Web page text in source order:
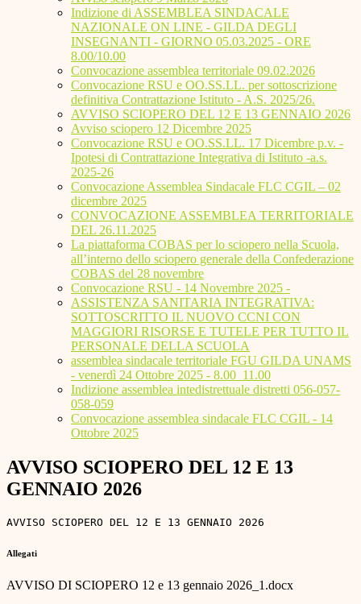
Indizione di ASSEMBLEA SINDACALE
NAZIONALE ON LINE - GILDA DEGLI
INSEGNANTI - GIORNO 05.03.2025 - ORE
8.00/10.00
Convocazione assemblea territoriale 09.02.2026
Convocazione RSU e OO.SS.LL. per sottoscrizione
definitiva Contrattazione Istituto - A.S. 2025/26.
AVVISO SCIOPERO DEL 12 E 13 GENNAIO 2026
Avviso sciopero 12 Dicembre 2025
Convocazione RSU e OO.SS.LL. 17 Dicembre p.v. -
Ipotesi di Contrattazione Integrativa di Istituto -a.s.
2025-26
Convocazione Assemblea Sindacale FLC CGIL – 02
dicembre 2025
CONVOCAZIONE ASSEMBLEA TERRITORIALE
DEL 26.11.2025
La piattaforma COBAS per lo sciopero nella Scuola,
all’interno dello sciopero generale della Confederazione
COBAS del 28 novembre
Convocazione RSU - 14 Novembre 2025 -
ASSISTENZA SANITARIA INTEGRATIVA:
SOTTOSCRITTO IL NUOVO CCNI CON
MAGGIORI RISORSE E TUTELE PER TUTTO IL
PERSONALE DELLA SCUOLA
assemblea sindacale territoriale FGU GILDA UNAMS
- venerdì 24 Ottobre 2025 - 8.00_11.00
Indizione assemblea intedistrettuale distretti 056-057-
058-059
Convocazione assemblea sindacale FLC CGIL - 14
Ottobre 2025
AVVISO SCIOPERO DEL 12 E 13
GENNAIO 2026
AVVISO SCIOPERO DEL 12 E 13 GENNAIO 2026
Allegati
AVVISO DI SCIOPERO 12 e 13 gennaio 2026_1.docx